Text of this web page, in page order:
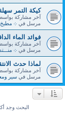
كيكة التمر
آخر مشاركة
مرسل في܀ مطبخ
فوائد الماء
آخر مشاركة
مرسل في܀
لماذا حدث
آخر مشاركة
مرسل فيسير
البحث وجد أكثر من